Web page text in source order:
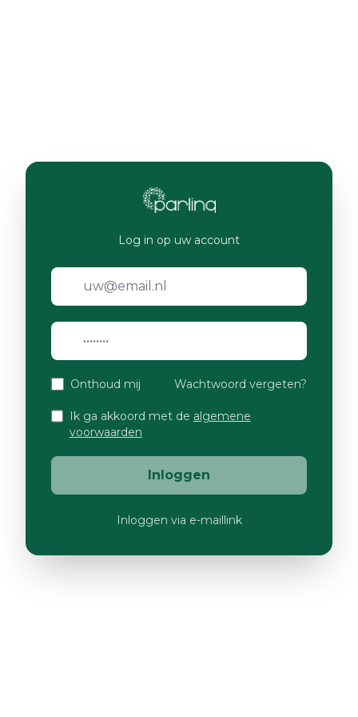
Log in op uw account
Onthoud mij Wachtwoord vergeten?
Ik ga akkoord met de algemene
voorwaarden
Inloggen
Inloggen via e-maillink